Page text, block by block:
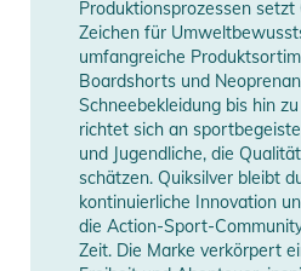
Sicherheitshinweise
Gebrauchsanweisungen,
finden Sie direkt am Produkt.
Produktionsprozessen
Zeichen für
umfangreiche
Boardshorts und
Schneebekleidung bis hin
richtet sich an
und Jugendliche, die
schätzen. Quiksilver bleibt
kontinuierliche Innovation
die Action-Sport-
Zeit. Die Marke verkörpert